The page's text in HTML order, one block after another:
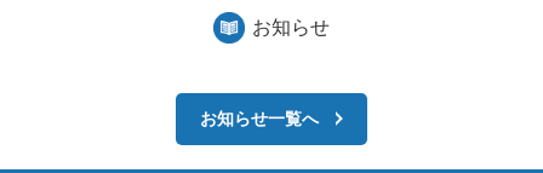
お知らせ
お知らせ一覧へ